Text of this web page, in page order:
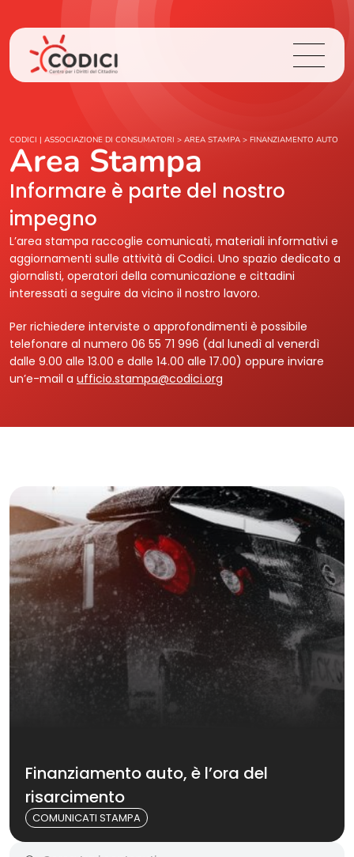
Chi Siamo
Cosa Facciamo
Area Stampa
Contatti
Login
CODICI | ASSOCIAZIONE DI CONSUMATORI > AREA STAMPA > FINANZIAMENTO AUTO
Area Stampa
Informare è parte del nostro
impegno
L’area stampa raccoglie comunicati, materiali informativi e
aggiornamenti sulle attività di Codici. Uno spazio dedicato a
giornalisti, operatori della comunicazione e cittadini
interessati a seguire da vicino il nostro lavoro.
Per richiedere interviste o approfondimenti è possibile
telefonare al numero 06 55 71 996 (dal lunedì al venerdì
dalle 9.00 alle 13.00 e dalle 14.00 alle 17.00) oppure inviare
un’e-mail a ufficio.stampa@codici.org
Finanziamento auto, è l’ora del
risarcimento
COMUNICATI STAMPA